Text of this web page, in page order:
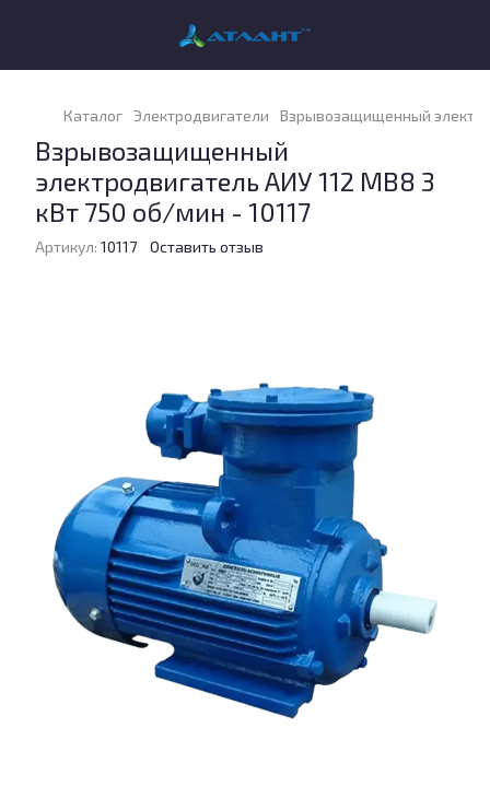
Каталог Электродвигатели Взрывозащищенный
Взрывозащищенный
электродвигатель АИУ 112 МВ8 3
кВт 750 об/мин - 10117
Артикул: 10117 Оставить отзыв